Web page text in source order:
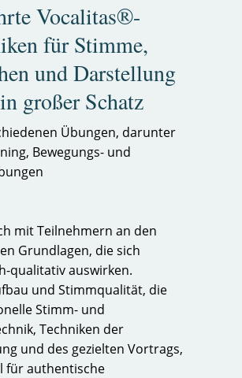
Vocalitas®-
für Stimme,
und Darstellung
großer Schatz
Übungen, darunter
Bewegungs- und
mit Teilnehmern an den
Grundlagen, die sich
qualitativ auswirken.
und Stimmqualität, die
Stimm- und
Techniken der
und des gezielten Vortrags,
für authentische